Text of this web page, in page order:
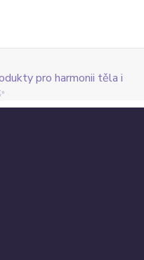
pro harmonii těla i